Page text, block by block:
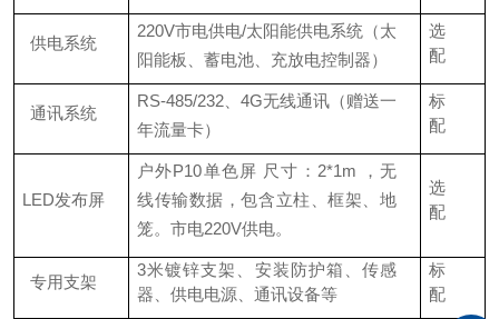
供电系统
220V市电供电/太阳能供电系统（太
阳能板、蓄电池、充放电控制器）
选
配
通讯系统
RS-485/232、 4G无线通讯（赠送一
年流量卡）
标
配
LED发布屏
户外P10单色屏 尺寸： 2*1m
，无
线传输数据，包含立柱、框架、地
笼。市电220V供电。
选
配
专用支架
3米镀锌支架、安装防护箱、传感
器、供电电源、通讯设备等
标
配